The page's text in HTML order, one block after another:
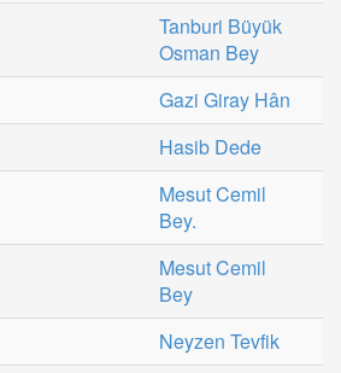
Tanburi Büyük
Osman Bey
Gazi Giray Hân
Hasib Dede
Mesut Cemil
Bey.
Mesut Cemil
Bey
Neyzen Tevfik